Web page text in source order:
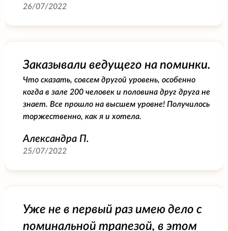
26/07/2022
Заказывали ведущего на поминки.
Что сказать, совсем другой уровень, особенно
когда в зале 200 человек и половина друг друга не
знает. Все прошло на высшем уровне! Получилось
торжественно, как я и хотела.
Александра П.
25/07/2022
Уже не в первый раз имею дело с
поминальной трапезой, в этом